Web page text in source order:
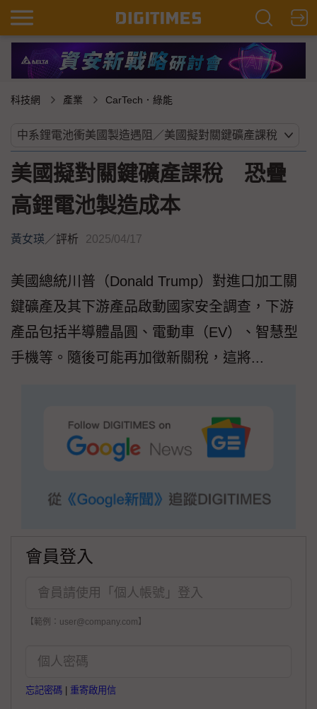
科技網 產業 CarTech．綠能
美國擬對關鍵礦產課稅 恐疊
高鋰電池製造成本
黃女瑛／評析 2025/04/17
美國總統川普（Donald Trump）對進口加工關
鍵礦產及其下游產品啟動國家安全調查，下游
產品包括半導體晶圓、電動車（EV）、智慧型
手機等。隨後可能再加徵新關稅，這將...
會員登入
【範例：user@company.com】
忘記密碼 重寄啟用信